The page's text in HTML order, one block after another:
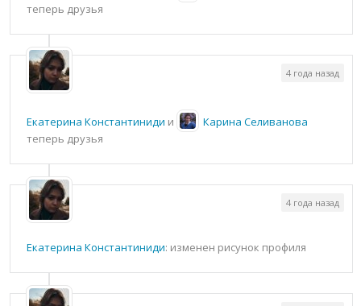
теперь друзья
Екатерина Константиниди и
Карина Селиванова
теперь друзья
4 года назад
Екатерина Константиниди: изменен рисунок профиля
4 года назад